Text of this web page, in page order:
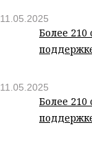
11.05.2025
Более 210
11.05.2025
Более 210